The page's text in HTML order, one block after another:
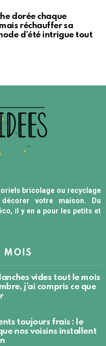
dorée chaque
réchauffer sa
d’été intrigue tout
bricolage ou recyclage
votre maison. Du
il y en a pour les petits et
MOIS
vides tout le mois
j’ai compris ce que
toujours frais : le
nos voisins installent